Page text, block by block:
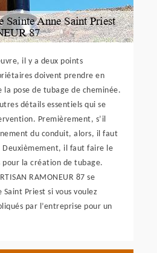
il y a deux points
doivent prendre en
pose de tubage de cheminée.
détails essentiels qui se
Premièrement, s’il
du conduit, alors, il faut
Deuxièmement, il faut faire le
pour la création de tubage.
RAMONEUR 87 se
Priest si vous voulez
par l’entreprise pour un